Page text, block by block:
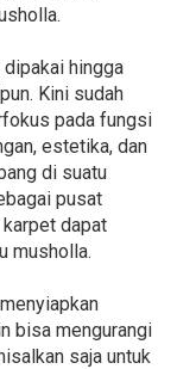
hingga
Kini sudah
pada fungsi
estetika, dan
di suatu
pusat
karpet dapat
musholla.
bisa mengurangi
saja untuk